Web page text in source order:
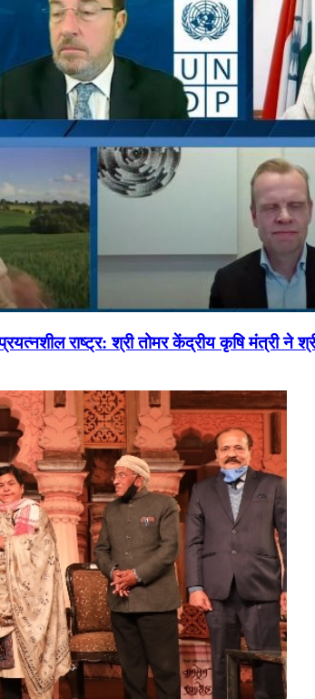
राष्ट्र: श्री तोमर केंद्रीय कृषि मंत्री ने